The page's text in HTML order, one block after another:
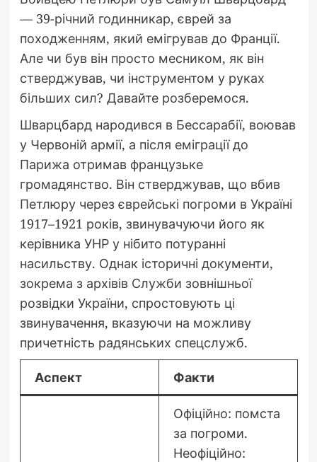
— 39-річний годинникар, єврей за
походженням, який емігрував до Франції.
Але чи був він просто месником, як він
стверджував, чи інструментом у руках
більших сил? Давайте розберемося.
Шварцбард народився в Бессарабії, воював
у Червоній армії, а після еміграції до
Парижа отримав французьке
громадянство. Він стверджував, що вбив
Петлюру через єврейські погроми в Україні
1917–1921 років, звинувачуючи його як
керівника УНР у нібито потуранні
насильству. Однак історичні документи,
зокрема з архівів Служби зовнішньої
розвідки України, спростовують ці
звинувачення, вказуючи на можливу
причетність радянських спецслужб.
Аспект Факти
Офіційно: помста
за погроми.
Неофіційно: